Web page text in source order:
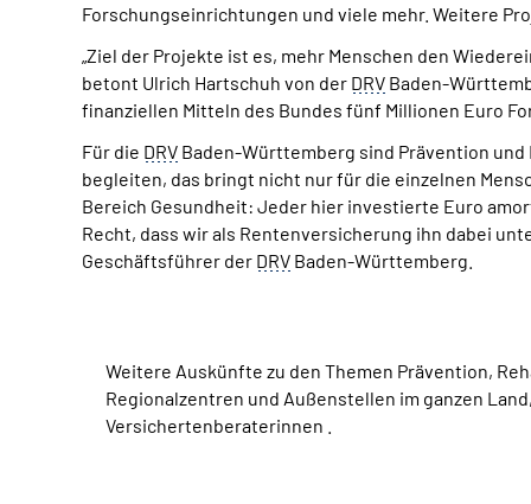
Forschungseinrichtungen und viele mehr. Weitere
„Ziel der Projekte ist es, mehr Menschen den
betont Ulrich Hartschuh von der DRV Baden-
finanziellen Mitteln des Bundes fünf Millionen Euro
Für die DRV Baden-Württemberg sind Prävention
begleiten, das bringt nicht nur für die einzelnen
Bereich Gesundheit: Jeder hier investierte Euro
Recht, dass wir als Rentenversicherung ihn dabei
Geschäftsführer der DRV Baden-Württemberg.
Weitere Auskünfte zu den Themen Prävention,
Regionalzentren und Außenstellen im ganzen
Versichertenberaterinnen .